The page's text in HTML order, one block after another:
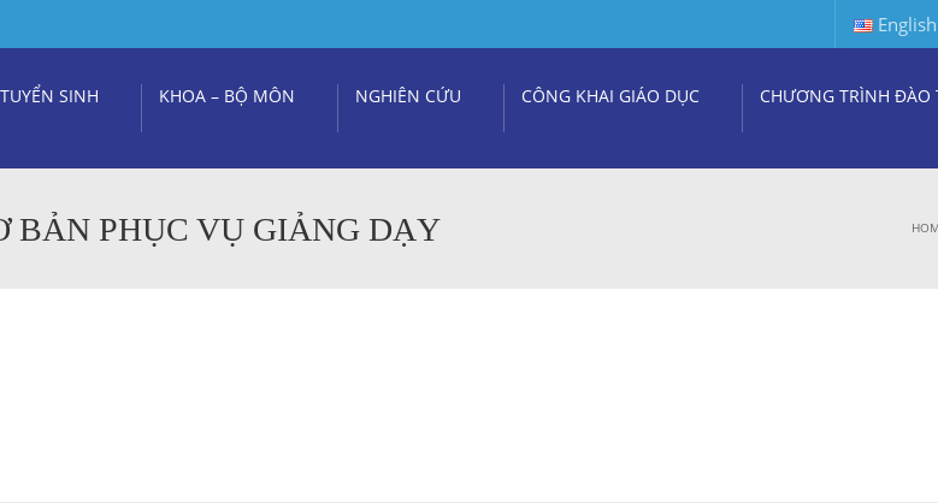
English
TUYỂN SINH KHOA – BỘ MÔN NGHIÊN CỨU CÔNG KHAI GIÁO DỤC CHƯƠNG TRÌNH ĐÀO
BẢN PHỤC VỤ GIẢNG DẠY